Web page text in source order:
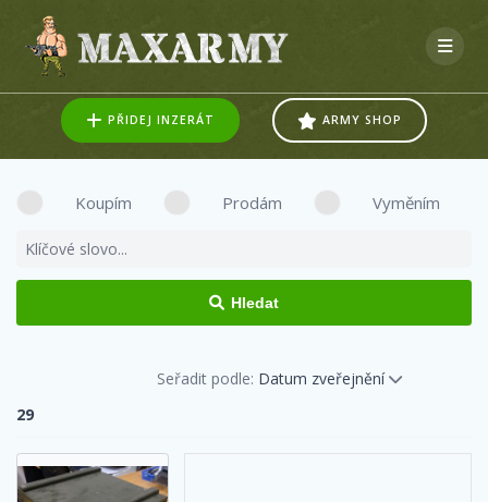
to
content
PŘIDEJ INZERÁT ARMY SHOP
Koupím Prodám Vyměním
Hledat
Seřadit podle: Datum zveřejnění
29